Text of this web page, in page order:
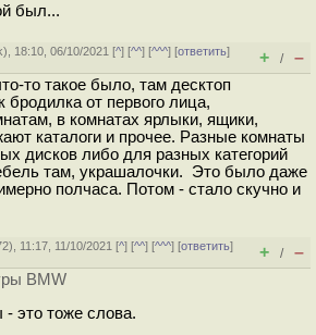
был...
), 18:10, 06/10/2021 [^] [^^] [^^^] [ответить]
+ / –
то такое было, там десктоп
бродилка от первого лица,
в комнатах ярлыки, ящики,
каталоги и прочее. Разные комнаты
дисков либо для разных категорий
там, украшалочки. Это было даже
полчаса. Потом - стало скучно и
), 11:17, 11/10/2021 [^] [^^] [^^^] [ответить]
+ / –
BMW
это тоже слова.